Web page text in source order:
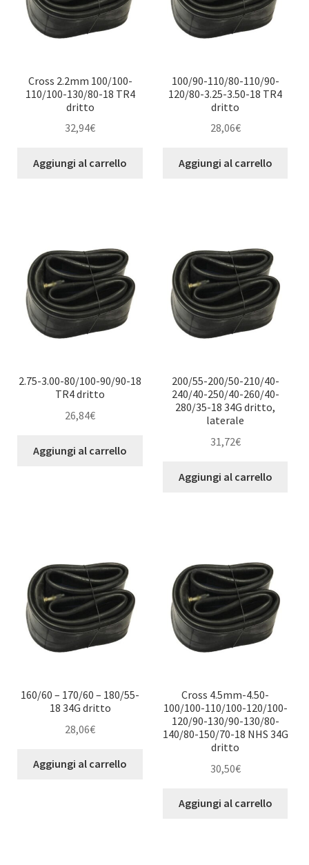
Cross 2.2mm 100/100-
110/100-130/80-18 TR4
dritto
32,94€
Aggiungi al carrello
100/90-110/80-110/90-
120/80-3.25-3.50-18 TR4
dritto
28,06€
Aggiungi al carrello
2.75-3.00-80/100-90/90-18
TR4 dritto
26,84€
Aggiungi al carrello
200/55-200/50-210/40-
240/40-250/40-260/40-
280/35-18 34G dritto,
laterale
31,72€
Aggiungi al carrello
160/60 – 170/60 – 180/55-
18 34G dritto
28,06€
Aggiungi al carrello
Cross 4.5mm-4.50-
100/100-110/100-120/100-
120/90-130/90-130/80-
140/80-150/70-18 NHS 34G
dritto
30,50€
Aggiungi al carrello